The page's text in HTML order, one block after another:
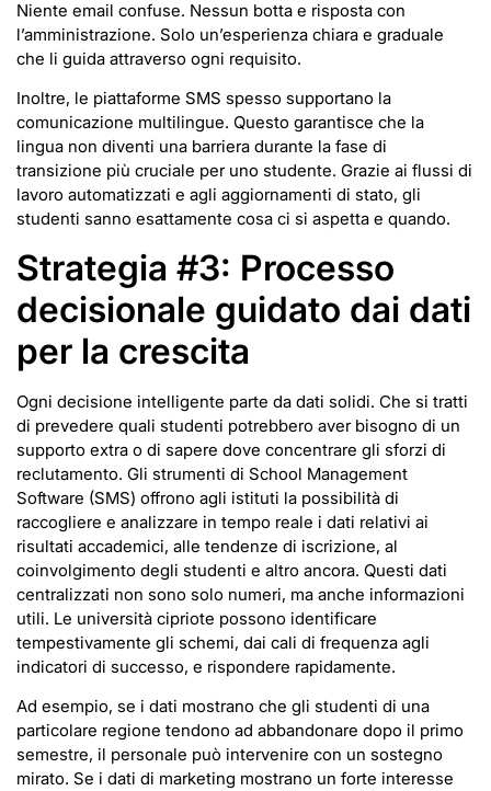
Niente email confuse. Nessun botta e risposta con
l’amministrazione. Solo un’esperienza chiara e graduale
che li guida attraverso ogni requisito.
Inoltre, le piattaforme SMS spesso supportano la
comunicazione multilingue. Questo garantisce che la
lingua non diventi una barriera durante la fase di
transizione più cruciale per uno studente. Grazie ai flussi di
lavoro automatizzati e agli aggiornamenti di stato, gli
studenti sanno esattamente cosa ci si aspetta e quando.
Strategia #3: Processo
decisionale guidato dai dati
per la crescita
Ogni decisione intelligente parte da dati solidi. Che si tratti
di prevedere quali studenti potrebbero aver bisogno di un
supporto extra o di sapere dove concentrare gli sforzi di
reclutamento. Gli strumenti di School Management
Software (SMS) offrono agli istituti la possibilità di
raccogliere e analizzare in tempo reale i dati relativi ai
risultati accademici, alle tendenze di iscrizione, al
coinvolgimento degli studenti e altro ancora. Questi dati
centralizzati non sono solo numeri, ma anche informazioni
utili. Le università cipriote possono identificare
tempestivamente gli schemi, dai cali di frequenza agli
indicatori di successo, e rispondere rapidamente.
Ad esempio, se i dati mostrano che gli studenti di una
particolare regione tendono ad abbandonare dopo il primo
semestre, il personale può intervenire con un sostegno
mirato. Se i dati di marketing mostrano un forte interesse